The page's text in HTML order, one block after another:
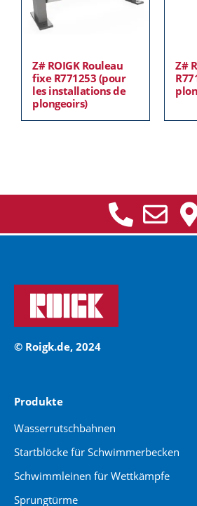
Z# ROIGK Rouleau
fixe R771253 (pour
les installations de
plongeoirs)
Z#
© Roigk.de, 2024
Produkte
Wasserrutschbahnen
Startblöcke für Schwimmerbecken
Schwimmleinen für Wettkämpfe
Sprungtürme